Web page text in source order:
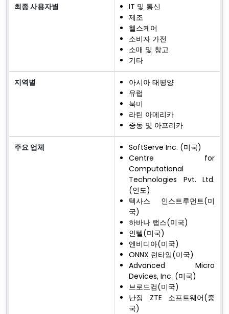
최종 사용자별
IT 및 통신
제조
헬스케어
소비자 가전
소매 및 창고
기타
지역별
아시아 태평양
유럽
북미
라틴 아메리카
중동 및 아프리카
주요 업체
SoftServe Inc. (미국)
Centre for
Computational
Technologies Pvt. Ltd.
(인도)
텍사스 인스트루먼트(미
국)
하바나 랩스(미국)
인텔(미국)
엔비디아(미국)
ONNX 런타임(미국)
Advanced Micro
Devices, Inc. (미국)
브로드컴(미국)
난징 ZTE 소프트웨어(중
국)